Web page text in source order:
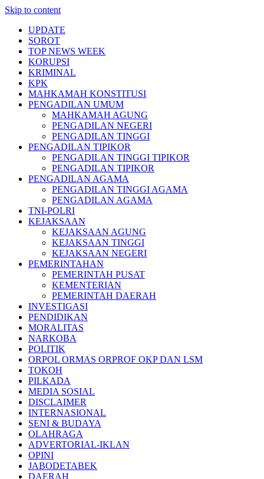
Skip to content
UPDATE
SOROT
TOP NEWS WEEK
KORUPSI
KRIMINAL
KPK
MAHKAMAH KONSTITUSI
PENGADILAN UMUM
MAHKAMAH AGUNG
PENGADILAN NEGERI
PENGADILAN TINGGI
PENGADILAN TIPIKOR
PENGADILAN TINGGI TIPIKOR
PENGADILAN TIPIKOR
PENGADILAN AGAMA
PENGADILAN TINGGI AGAMA
PENGADILAN AGAMA
TNI-POLRI
KEJAKSAAN
KEJAKSAAN AGUNG
KEJAKSAAN TINGGI
KEJAKSAAN NEGERI
PEMERINTAHAN
PEMERINTAH PUSAT
KEMENTERIAN
PEMERINTAH DAERAH
INVESTIGASI
PENDIDIKAN
MORALITAS
NARKOBA
POLITIK
ORPOL ORMAS ORPROF OKP DAN LSM
TOKOH
PILKADA
MEDIA SOSIAL
DISCLAIMER
INTERNASIONAL
SENI & BUDAYA
OLAHRAGA
ADVERTORIAL-IKLAN
OPINI
JABODETABEK
DAERAH